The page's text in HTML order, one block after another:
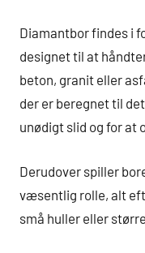
Diamantbor findes i
designet til at
beton, granit eller
der er beregnet til
unødigt slid og for at
Derudover spiller
væsentlig rolle, alt
små huller eller